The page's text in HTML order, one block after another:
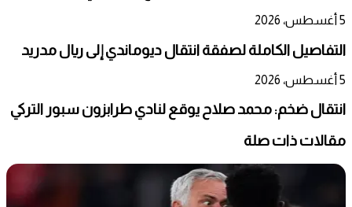
5 أغسطس، 2026
التفاصيل الكاملة لصفقة انتقال ديوماندي إلى ريال مدريد
5 أغسطس، 2026
انتقال ضخم: محمد صلاح يوقع لنادي طرابزون سبور التركي
مقالات ذات صلة